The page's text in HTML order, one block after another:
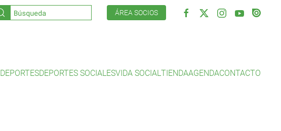
ÁREA SOCIOS
DEPORTESDEPORTES SOCIALESVIDA SOCIALTIENDAAGENDACONTACTO